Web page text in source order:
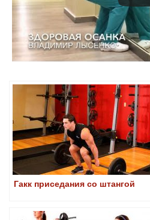
Гакк приседания со штангой